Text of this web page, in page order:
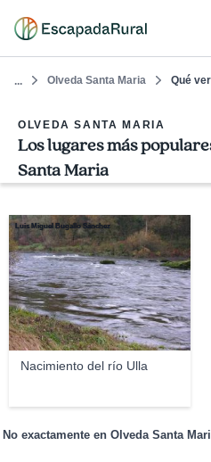
... Olveda Santa Maria Qué ver
OLVEDA SANTA MARIA
Los lugares más
Santa Maria
Nacimiento del río Ulla
Luis Miguel Bugallo Sánchez
No exactamente en Olveda Santa